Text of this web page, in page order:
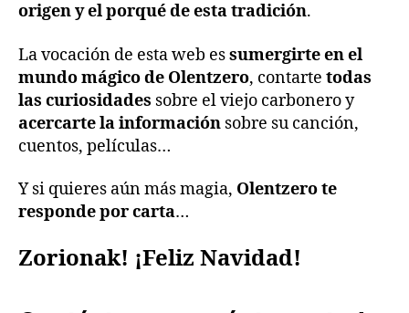
origen y el porqué de esta tradición.
La vocación de esta web essumergirte en el
mundo mágico de Olentzero, contarte todas
las curiosidades sobre el viejo carbonero y
acercarte la información sobre su canción,
cuentos, películas…
Y si quieres aún más magia, Olentzero te
responde por carta…
Zorionak! ¡Feliz Navidad!